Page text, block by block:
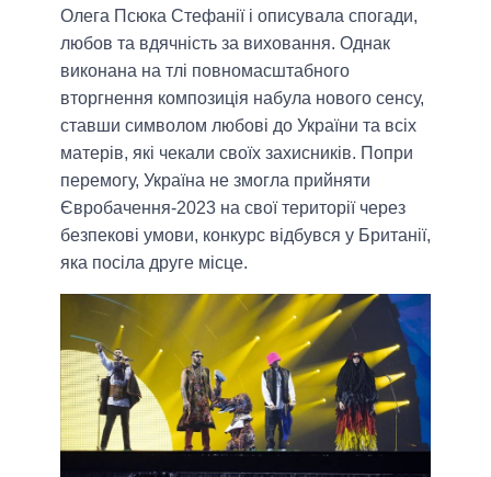
Олега Псюка Стефанії і описувала спогади,
любов та вдячність за виховання. Однак
виконана на тлі повномасштабного
вторгнення композиція набула нового сенсу,
ставши символом любові до України та всіх
матерів, які чекали своїх захисників. Попри
перемогу, Україна не змогла прийняти
Євробачення-2023 на свої території через
безпекові умови, конкурс відбувся у Британії,
яка посіла друге місце.